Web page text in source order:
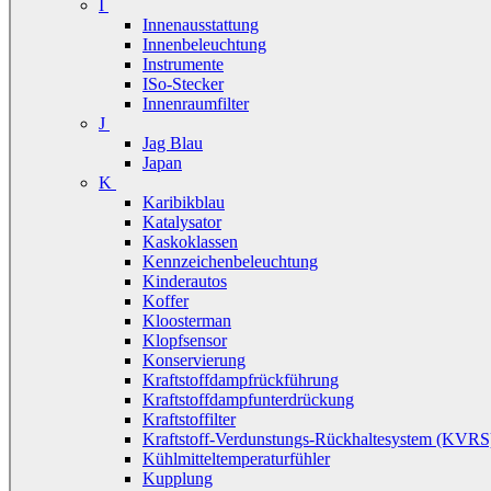
Innenausstattung
Innenbeleuchtung
Instrumente
ISo-Stecker
Innenraumfilter
J
Jag Blau
Japan
K
Karibikblau
Katalysator
Kaskoklassen
Kennzeichenbeleuchtung
Kinderautos
Koffer
Kloosterman
Klopfsensor
Konservierung
Kraftstoffdampfrückführung
Kraftstoffdampfunterdrückung
Kraftstoffilter
Kraftstoff-Verdunstungs-Rückhaltesystem
Kühlmitteltemperaturfühler
Kupplung